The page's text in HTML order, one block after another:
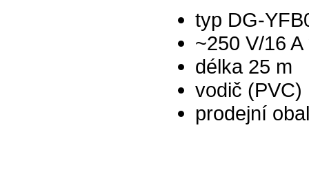
typ DG-
~250 V/16 A
délka 25 m
vodič (PVC)
prodejní